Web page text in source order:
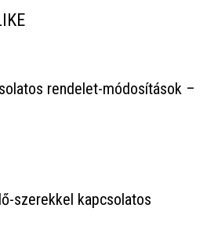
rendelet-módosítások –
szerekkel kapcsolatos